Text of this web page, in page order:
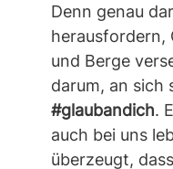
Denn genau
herausfordern,
und Berge
darum, an sich
#glaubandich.
auch bei uns
überzeugt,